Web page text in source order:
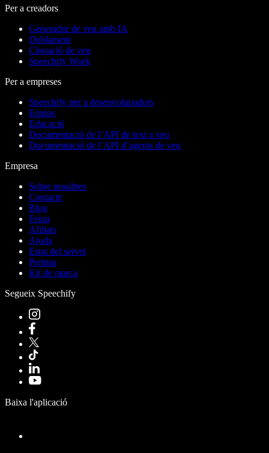
Per a creadors
Generador de veu amb IA
Doblament
Clonació de veu
Speechify Work
Per a empreses
Speechify per a desenvolupadors
Equips
Educació
Documentació de l’API de text a veu
Documentació de l’API d’agents de veu
Empresa
Sobre nosaltres
Contacte
Blog
Feina
Afiliats
Ajuda
Estat del servei
Premsa
Kit de marca
Segueix Speechify
Baixa l'aplicació